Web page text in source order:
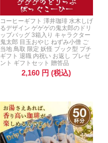
コーヒーギフト 澤井珈琲 水木しげ
るデザイン ゲゲゲの鬼太郎のドリ
ップバッグ 3箱入り キャラクター
鬼太郎 目玉おやじ ねずみ小僧 ご
当地 鳥取 限定 妖怪 ブック型 プチ
ギフト 退職 内祝い お返し プレゼ
ント ギフトセット 贈答品
2,160 円 (税込)